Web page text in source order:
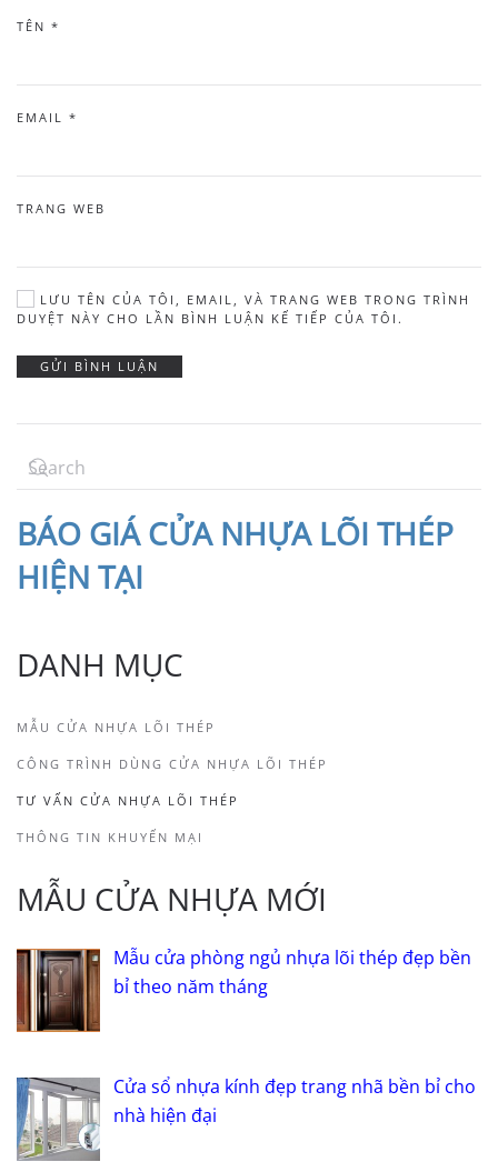
TÊN *
EMAIL *
TRANG WEB
LƯU TÊN CỦA TÔI, EMAIL, VÀ TRANG WEB TRONG TRÌNH
DUYỆT NÀY CHO LẦN BÌNH LUẬN KẾ TIẾP CỦA TÔI.
GỬI BÌNH LUẬN
BÁO GIÁ CỬA NHỰA LÕI THÉP
HIỆN TẠI
DANH MỤC
MẪU CỬA NHỰA LÕI THÉP
CÔNG TRÌNH DÙNG CỬA NHỰA LÕI THÉP
TƯ VẤN CỬA NHỰA LÕI THÉP
THÔNG TIN KHUYẾN MẠI
MẪU CỬA NHỰA MỚI
Mẫu cửa phòng ngủ nhựa lõi thép đẹp bền
bỉ theo năm tháng
Cửa sổ nhựa kính đẹp trang nhã bền bỉ cho
nhà hiện đại